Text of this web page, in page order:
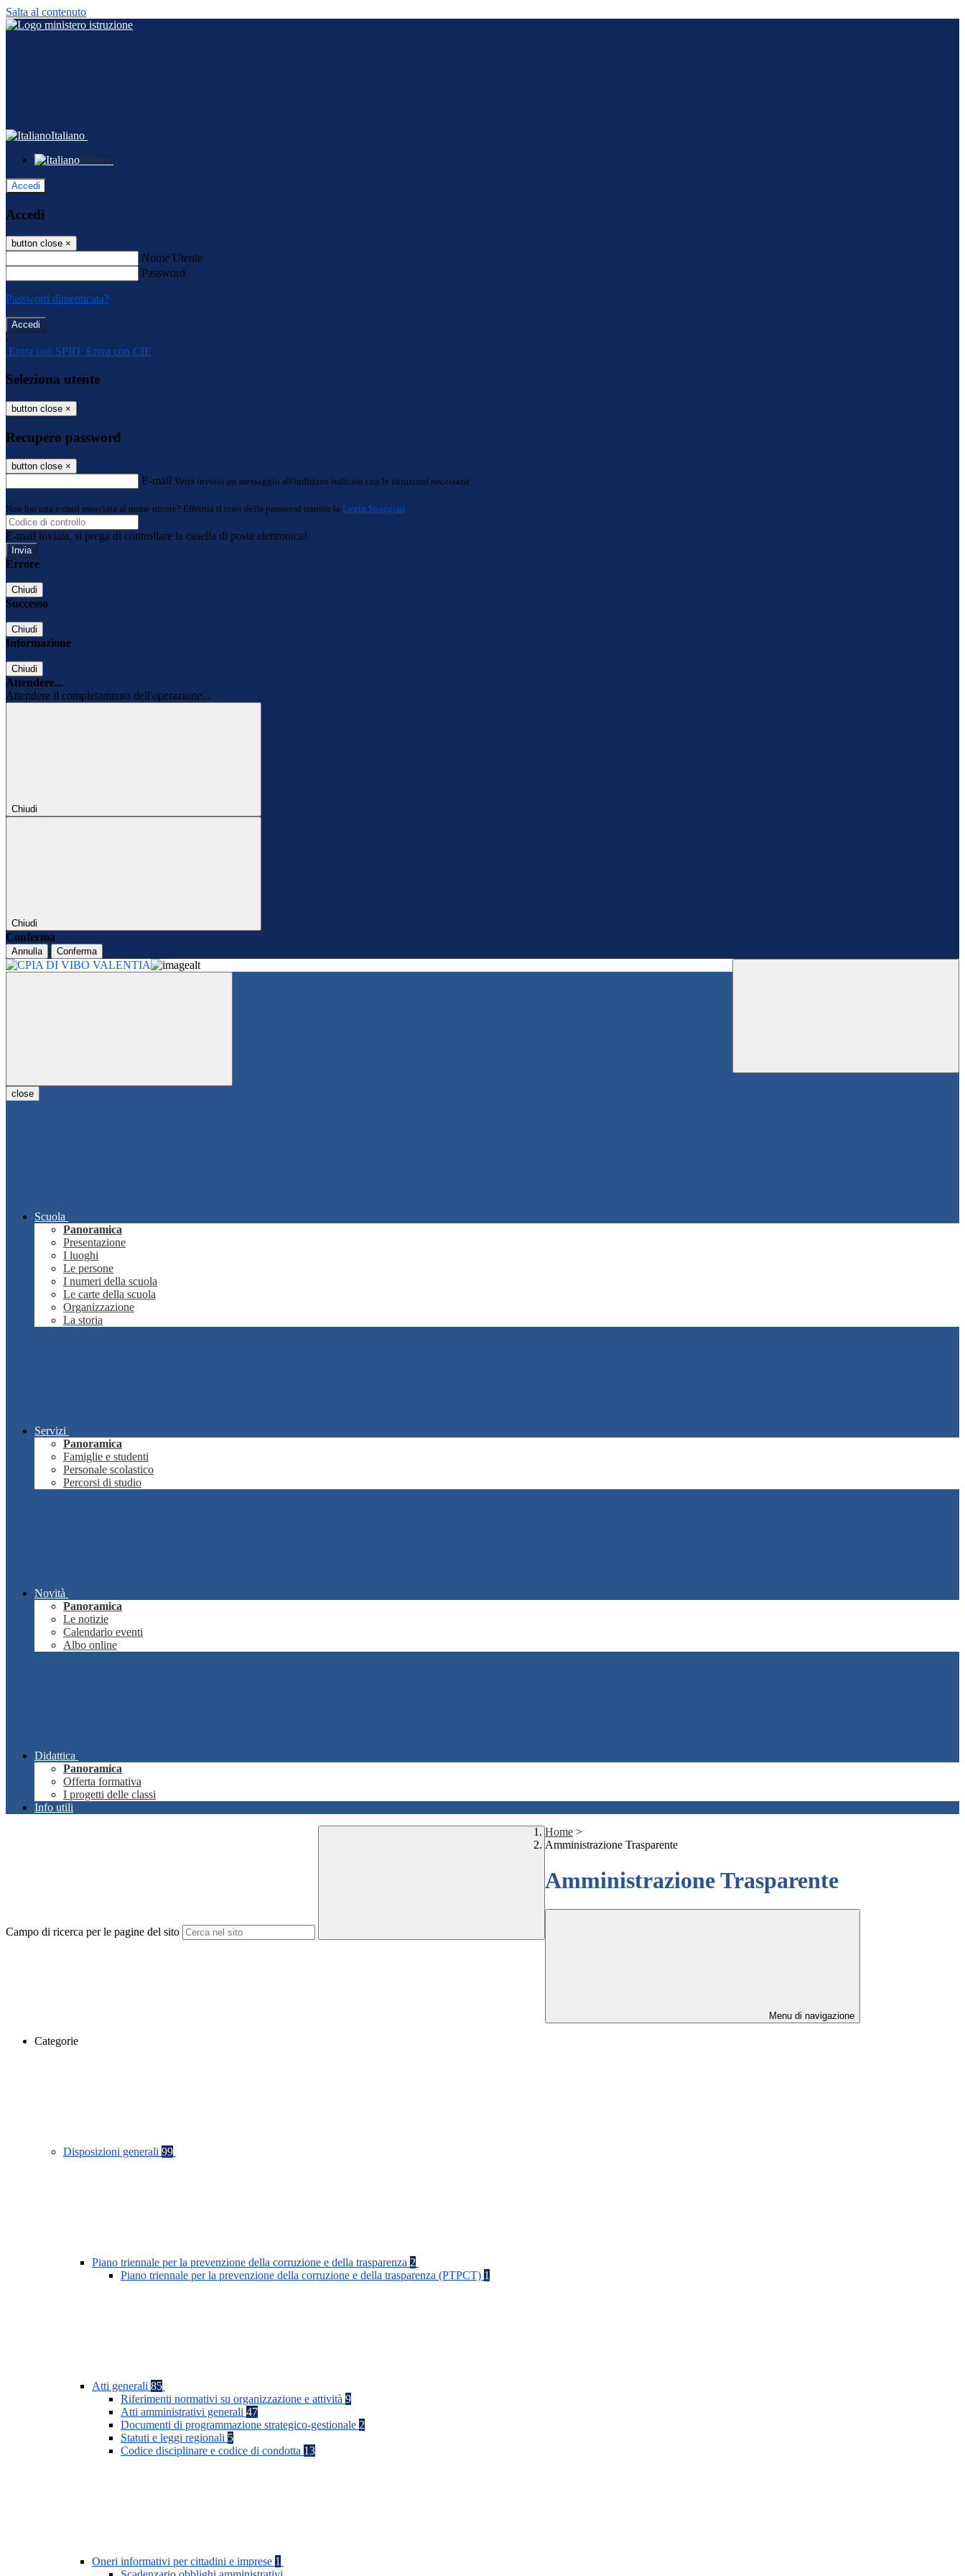
Salta al contenuto
Italiano
Italiano
Accedi
Accedi
button close ×
Nome Utente
Password
Password dimenticata?
-
Entra con SPID Entra con CIE
Seleziona utente
button close ×
Recupero password
button close ×
E-mail Verrà inviato un messaggio all'indirizzo indicato con le istruzioni necessarie.
Non hai una e-mail associata al nome utente? Effettua il reset della password tramite la Login Spaggiari
E-mail inviata, si prega di controllare la casella di posta elettronica!
Errore
Chiudi
Successo
Chiudi
Informazione
Chiudi
Attendere...
Attendere il completamento dell'operazione...
Chiudi
Chiudi
Conferma
Annulla Conferma
close
Scuola
Panoramica
Presentazione
I luoghi
Le persone
I numeri della scuola
Le carte della scuola
Organizzazione
La storia
Servizi
Panoramica
Famiglie e studenti
Personale scolastico
Percorsi di studio
Novità
Panoramica
Le notizie
Calendario eventi
Albo online
Didattica
Panoramica
Offerta formativa
I progetti delle classi
Info utili
Campo di ricerca per le pagine del sito
Home >
Amministrazione Trasparente
Amministrazione Trasparente
Menu di navigazione
Categorie
Disposizioni generali 99
Piano triennale per la prevenzione della corruzione e della trasparenza 2
Piano triennale per la prevenzione della corruzione e della trasparenza (PTPCT) 1
Atti generali 85
Riferimenti normativi su organizzazione e attività 9
Atti amministrativi generali 47
Documenti di programmazione strategico-gestionale 2
Statuti e leggi regionali 5
Codice disciplinare e codice di condotta 13
Oneri informativi per cittadini e imprese 1